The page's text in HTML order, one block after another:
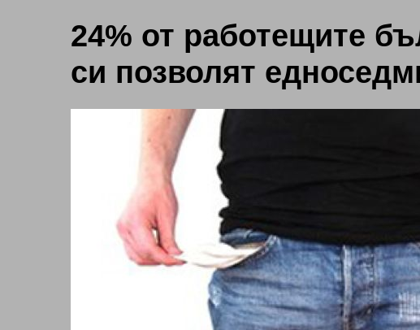
24% от работещите
си позволят